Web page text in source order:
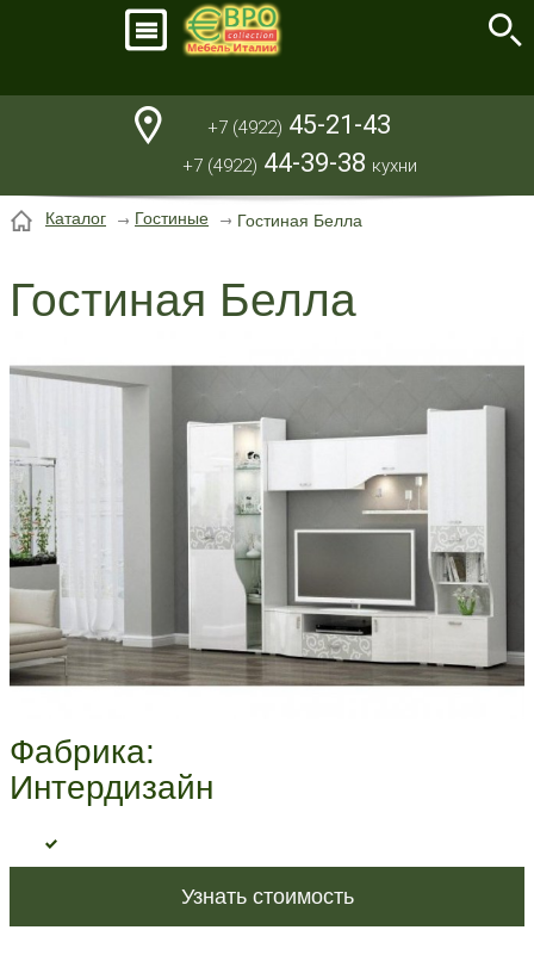
+7 (4922) 45-21-43
+7 (4922) 44-39-38 кухни
Каталог Гостиные Гостиная Белла
Гостиная Белла
Фабрика:
Интердизайн
Узнать стоимость